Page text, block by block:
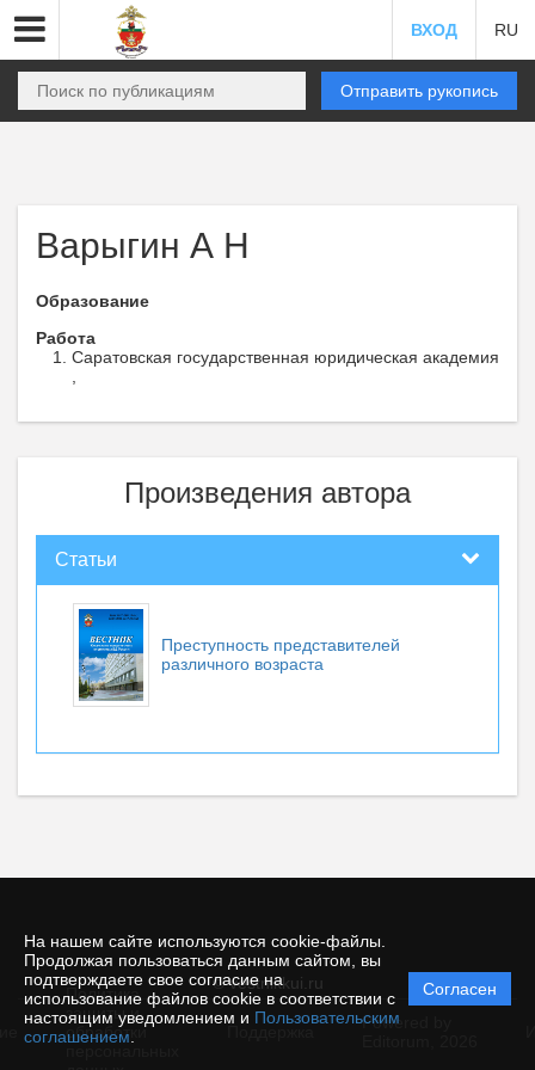
На нашем сайте используются cookie-файлы.
Продолжая пользоваться данным сайтом, вы
подтверждаете свое согласие на
использование файлов cookie в соответствии с
настоящим уведомлением и Пользовательским
соглашением
Согласен
ВХОД RU
Отправить рукопись
Варыгин А Н
Образование
Работа
Саратовская государственная юридическая академия
Произведения автора
Статьи
Преступность представителей
различного возраста
© vestnikkui.ru
Политика
защиты и
обработки
Powered by